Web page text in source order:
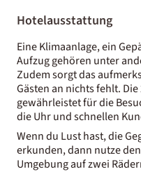
Hotelausstattung
Eine Klimaanlage, ein
Aufzug gehören unter
Zudem sorgt das
Gästen an nichts fehlt.
gewährleistet für die
die Uhr und schnellen
Wenn du Lust hast, die
erkunden, dann nutze
Umgebung auf zwei